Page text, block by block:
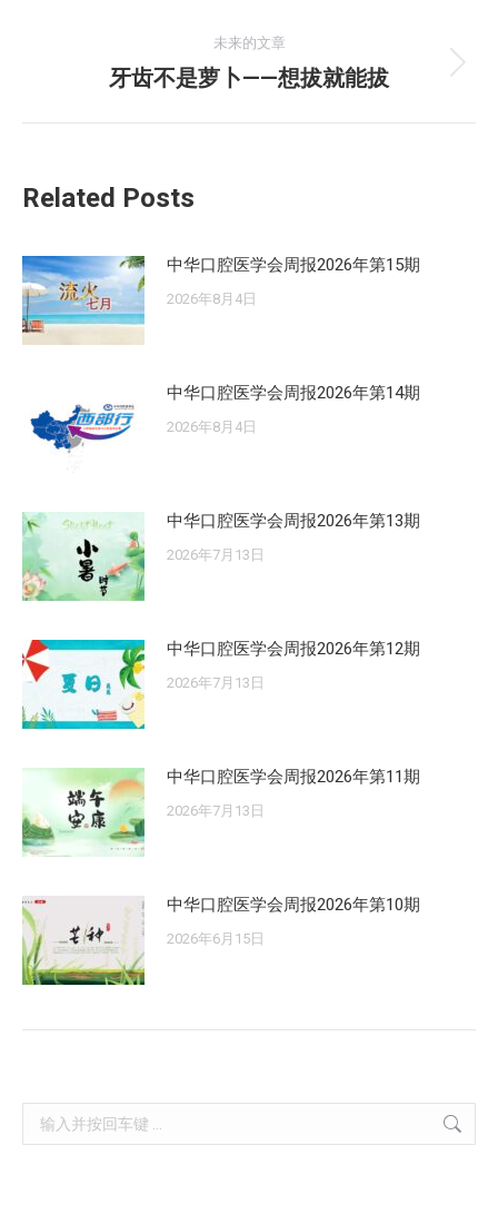
文
章：
未来的文章
未
牙齿不是萝卜——想拔就能拔
Related Posts
中华口腔医学会周报2026年第15期
2026年8月4日
中华口腔医学会周报2026年第14期
2026年8月4日
中华口腔医学会周报2026年第13期
2026年7月13日
中华口腔医学会周报2026年第12期
2026年7月13日
中华口腔医学会周报2026年第11期
2026年7月13日
中华口腔医学会周报2026年第10期
2026年6月15日
Search: